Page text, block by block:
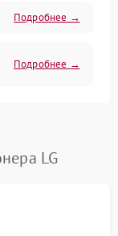
Подробнее →
Подробнее →
Подробнее →
LG